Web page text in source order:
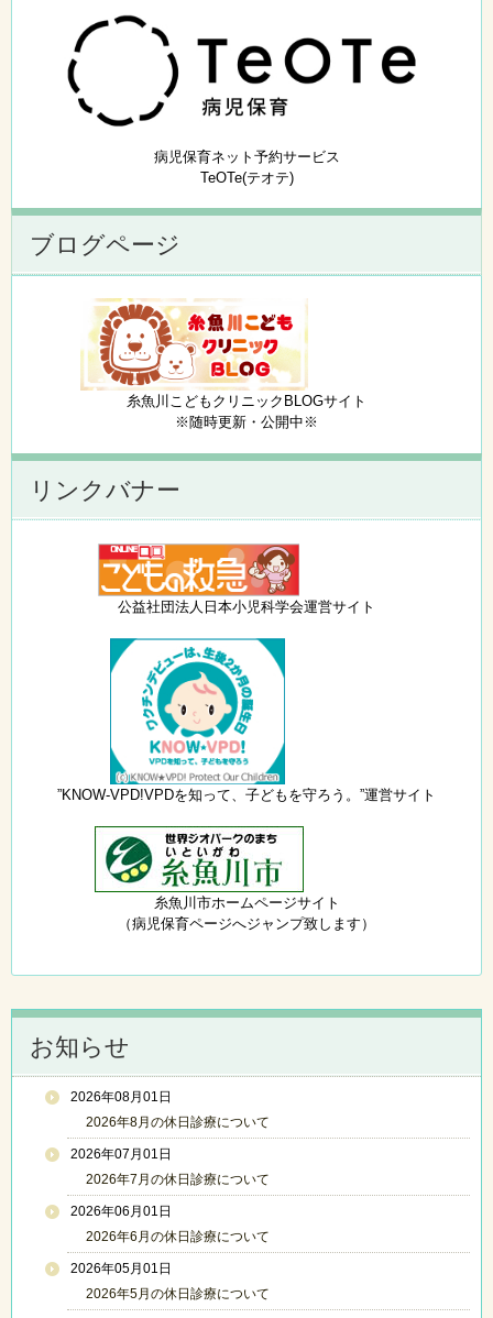
病児保育ネット予約サービス
TeOTe(テオテ)
ブログページ
糸魚川こどもクリニックBLOGサイト
※随時更新・公開中※
リンクバナー
公益社団法人日本小児科学会運営サイト
”KNOW-VPD!VPDを知って、子どもを守ろう。”運営サイト
糸魚川市ホームページサイト
（病児保育ページへジャンプ致します）
お知らせ
2026年08月01日
2026年8月の休日診療について
2026年07月01日
2026年7月の休日診療について
2026年06月01日
2026年6月の休日診療について
2026年05月01日
2026年5月の休日診療について